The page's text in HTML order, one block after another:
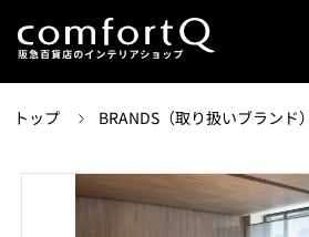
トップ BRANDS（取り扱いブランド）